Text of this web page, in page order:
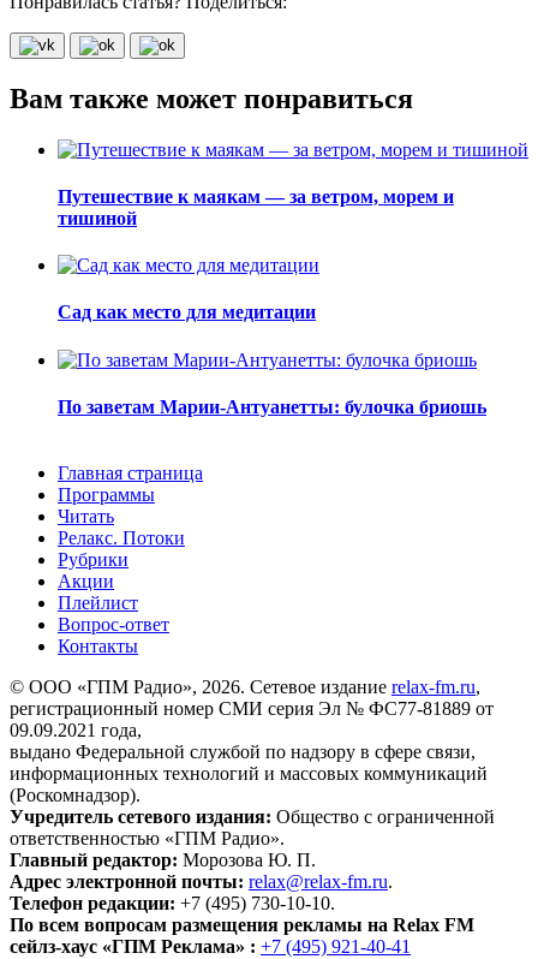
Вам также может понравиться
Путешествие к маякам — за ветром, морем и
тишиной
Сад как место для медитации
По заветам Марии-Антуанетты: булочка бриошь
Главная страница
Программы
Читать
Релакс. Потоки
Рубрики
Акции
Плейлист
Вопрос-ответ
Контакты
© ООО «ГПМ Радио», 2026. Сетевое издание relax-fm.ru,
регистрационный номер СМИ серия Эл № ФС77-81889 от
09.09.2021 года,
выдано Федеральной службой по надзору в сфере связи,
информационных технологий и массовых коммуникаций
(Роскомнадзор).
Учредитель сетевого издания: Общество с ограниченной
ответственностью «ГПМ Радио».
Главный редактор: Морозова Ю. П.
Адрес электронной почты: relax@relax-fm.ru.
Телефон редакции: +7 (495) 730-10-10.
По всем вопросам размещения рекламы на Relax FM
сейлз-хаус «ГПМ Реклама» : +7 (495) 921-40-41